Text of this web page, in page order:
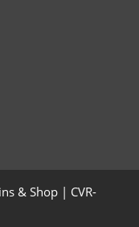
& Shop | CVR-